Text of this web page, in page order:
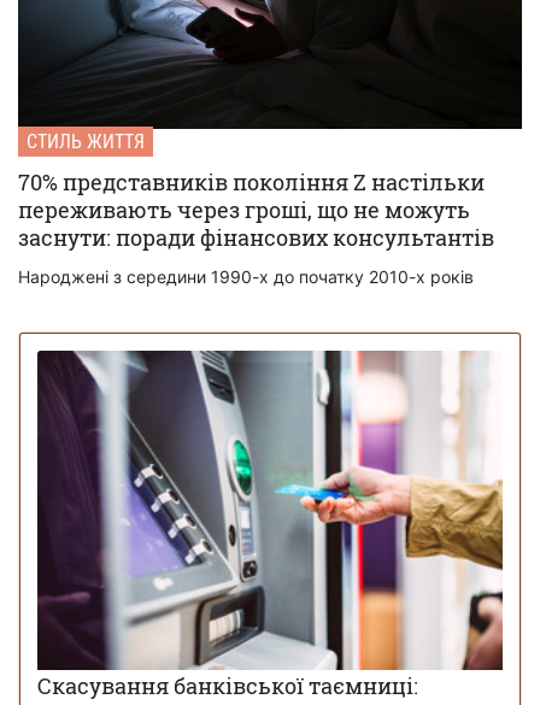
СТИЛЬ ЖИТТЯ
70% представників покоління Z настільки
переживають через гроші, що не можуть
заснути: поради фінансових консультантів
Народжені з середини 1990-х до початку 2010-х років
Скасування банківської таємниці: